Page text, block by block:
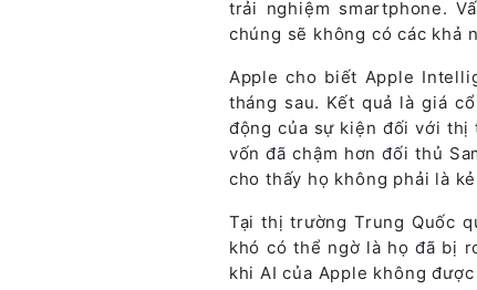
trải nghiệm smartphone.
chúng sẽ không có các khả
Apple cho biết Apple
tháng sau. Kết quả là giá
động của sự kiện đối với thị
vốn đã chậm hơn đối thủ
cho thấy họ không phải là
Tại thị trường Trung Quốc
khó có thể ngờ là họ đã bị
khi AI của Apple không